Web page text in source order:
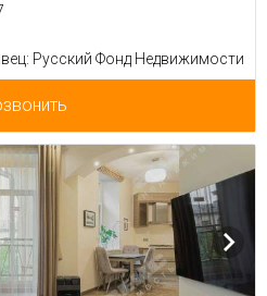
Русский Фонд Недвижимости